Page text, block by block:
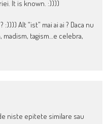
It is known. :))))
Alt “ist” mai ai ai ? Daca nu
madism, tagism…e celebra,
niste epitete similare sau